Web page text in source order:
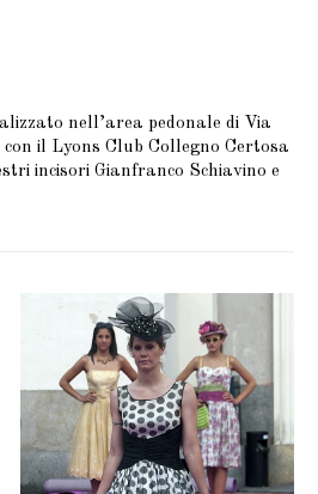
nell’area pedonale di Via
il Lyons Club Collegno Certosa
incisori Gianfranco Schiavino e